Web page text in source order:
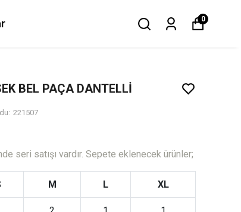
0
BEL PAÇA DANTELLİ
: 221507
seri satışı vardır. Sepete eklenecek ürünler;
M L XL